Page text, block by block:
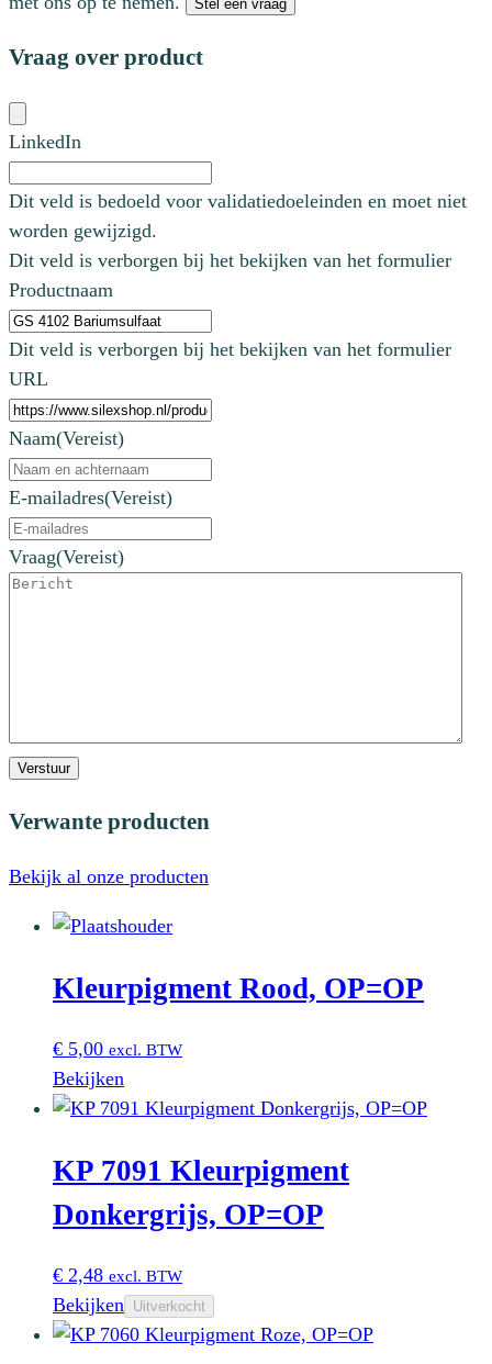
Stel een vraag
Vraag over product
LinkedIn
Dit veld is bedoeld voor validatiedoeleinden en moet niet
worden gewijzigd.
Dit veld is verborgen bij het bekijken van het formulier
Productnaam
Dit veld is verborgen bij het bekijken van het formulier
URL
Naam(Vereist)
E-mailadres(Vereist)
Vraag(Vereist)
Verstuur
Verwante producten
Bekijk al onze producten
Kleurpigment Rood, OP=OP
€ 5,00 excl. BTW
Bekijken
KP 7091 Kleurpigment
Donkergrijs, OP=OP
€ 2,48 excl. BTW
Bekijken Uitverkocht